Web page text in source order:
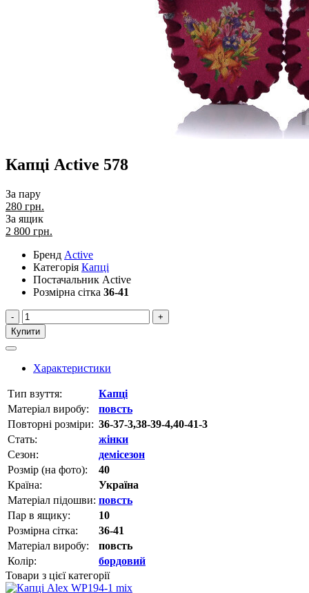
Капці Active 578
За пару
280 грн.
За ящик
2 800 грн.
Бренд Active
Категорія Капці
Постачальник Active
Розмірна сітка 36-41
-
+
Купити
Характеристики
Тип взуття:
Капці
Матеріал виробу:
повсть
Повторні розміри: 36-37-3,38-39-4,40-41-3
Стать:
жінки
Сезон:
демісезон
Розмір (на фото):
40
Країна:
Україна
Матеріал підошви: повсть
Пар в ящику:
10
Розмірна сітка:
36-41
Матеріал виробу:
повсть
Колір:
бордовий
Товари з цієї категорії